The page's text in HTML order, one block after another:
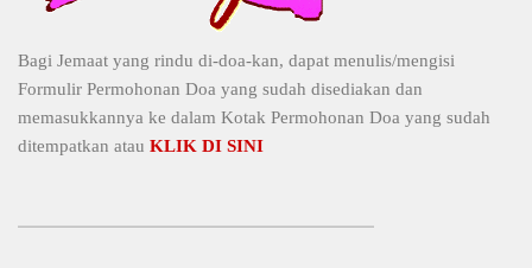
Bagi Jemaat yang rindu di-doa-kan, dapat menulis/mengisi
Formulir Permohonan Doa yang sudah disediakan dan
memasukkannya ke dalam Kotak Permohonan Doa yang sudah
ditempatkan atau KLIK DI SINI